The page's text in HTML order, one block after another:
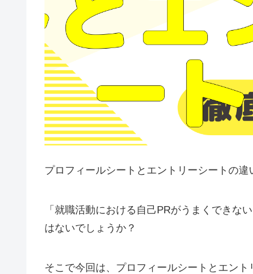
プロフィールシートとエントリーシートの違
「就職活動における自己PRがうまくできな
はないでしょうか？
そこで今回は、プロフィールシートとエント